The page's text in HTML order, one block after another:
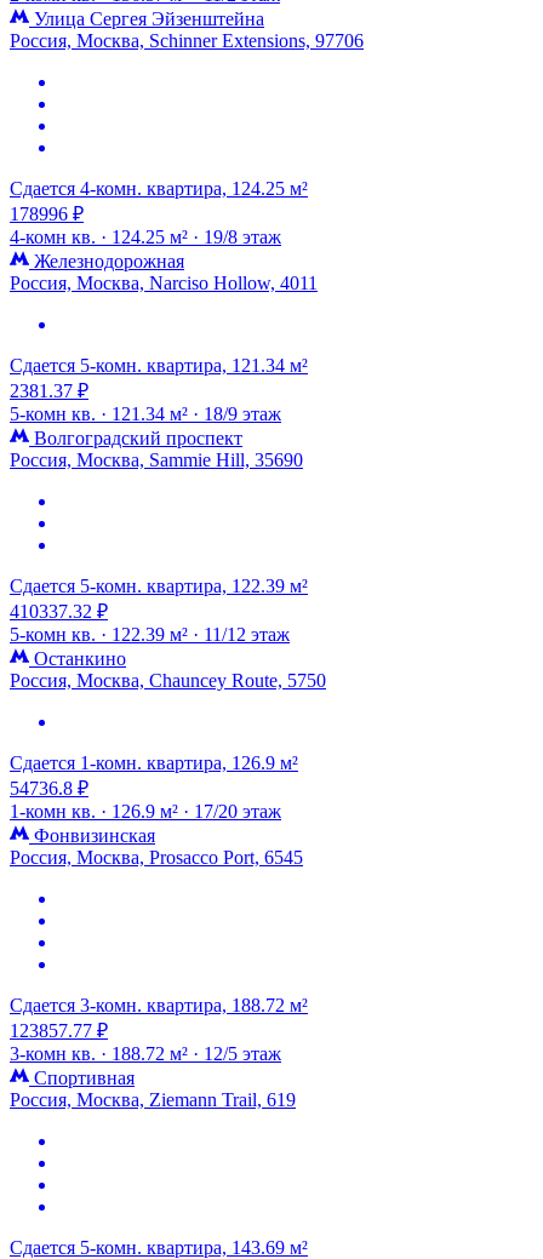
Улица Сергея Эйзенштейна
Россия, Москва, Schinner Extensions, 97706
Сдается 4-комн. квартира, 124.25 м²
178996 ₽
4-комн кв. · 124.25 м² · 19/8 этаж
Железнодорожная
Россия, Москва, Narciso Hollow, 4011
Сдается 5-комн. квартира, 121.34 м²
2381.37 ₽
5-комн кв. · 121.34 м² · 18/9 этаж
Волгоградский проспект
Россия, Москва, Sammie Hill, 35690
Сдается 5-комн. квартира, 122.39 м²
410337.32 ₽
5-комн кв. · 122.39 м² · 11/12 этаж
Останкино
Россия, Москва, Chauncey Route, 5750
Сдается 1-комн. квартира, 126.9 м²
54736.8 ₽
1-комн кв. · 126.9 м² · 17/20 этаж
Фонвизинская
Россия, Москва, Prosacco Port, 6545
Сдается 3-комн. квартира, 188.72 м²
123857.77 ₽
3-комн кв. · 188.72 м² · 12/5 этаж
Спортивная
Россия, Москва, Ziemann Trail, 619
Сдается 5-комн. квартира, 143.69 м²